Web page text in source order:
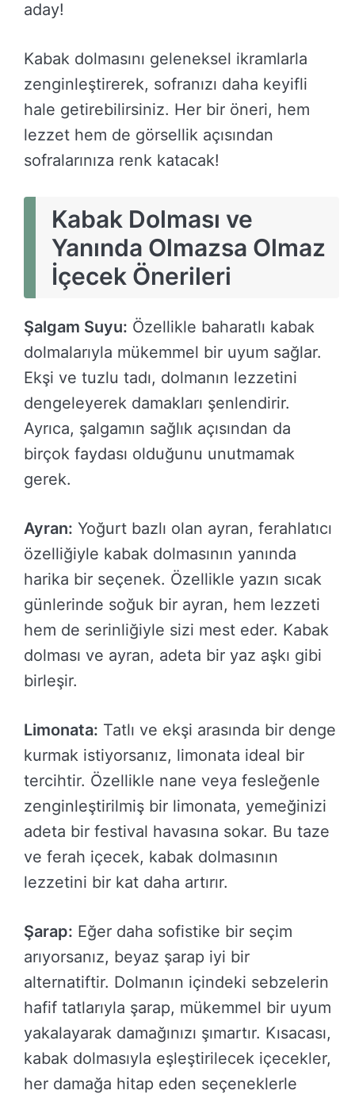
aday!
Kabak dolmasını geleneksel ikramlarla
zenginleştirerek, sofranızı daha keyifli
hale getirebilirsiniz. Her bir öneri, hem
lezzet hem de görsellik açısından
sofralarınıza renk katacak!
Kabak Dolması ve
Yanında Olmazsa Olmaz
İçecek Önerileri
Şalgam Suyu: Özellikle baharatlı kabak
dolmalarıyla mükemmel bir uyum sağlar.
Ekşi ve tuzlu tadı, dolmanın lezzetini
dengeleyerek damakları şenlendirir.
Ayrıca, şalgamın sağlık açısından da
birçok faydası olduğunu unutmamak
gerek.
Ayran: Yoğurt bazlı olan ayran, ferahlatıcı
özelliğiyle kabak dolmasının yanında
harika bir seçenek. Özellikle yazın sıcak
günlerinde soğuk bir ayran, hem lezzeti
hem de serinliğiyle sizi mest eder. Kabak
dolması ve ayran, adeta bir yaz aşkı gibi
birleşir.
Limonata: Tatlı ve ekşi arasında bir denge
kurmak istiyorsanız, limonata ideal bir
tercihtir. Özellikle nane veya fesleğenle
zenginleştirilmiş bir limonata, yemeğinizi
adeta bir festival havasına sokar. Bu taze
ve ferah içecek, kabak dolmasının
lezzetini bir kat daha artırır.
Şarap: Eğer daha sofistike bir seçim
arıyorsanız, beyaz şarap iyi bir
alternatiftir. Dolmanın içindeki sebzelerin
hafif tatlarıyla şarap, mükemmel bir uyum
yakalayarak damağınızı şımartır. Kısacası,
kabak dolmasıyla eşleştirilecek içecekler,
her damağa hitap eden seçeneklerle